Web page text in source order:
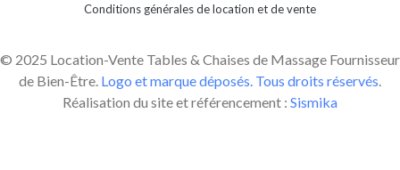
Conditions générales de location et de vente
© 2025 Location-Vente Tables & Chaises de Massage Fournisseur
de Bien-Être. Logo et marque déposés. Tous droits réservés
Réalisation du site et référencement : Sismika